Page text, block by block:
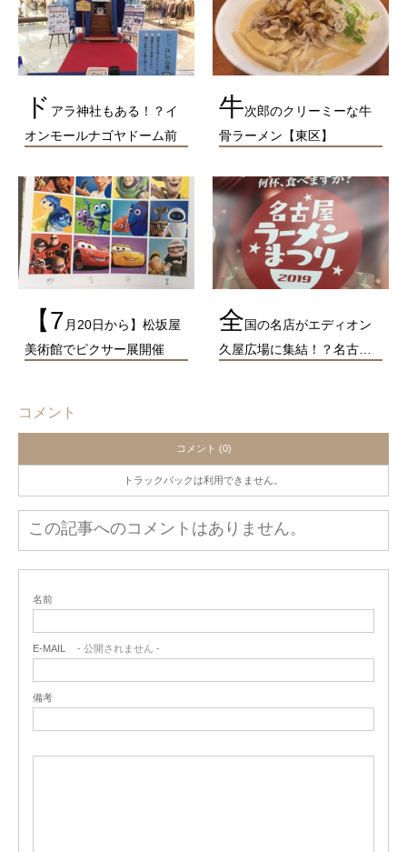
ド アラ神社もある！？イ
オンモールナゴヤドーム前
牛次郎のクリーミーな牛
骨ラーメン【東区】
【7月20日から】松坂屋
美術館でピクサー展開催
全国の名店がエディオン
久屋広場に集結！？名古…
コメント
コメント (0)
トラックバックは利用できません。
この記事へのコメントはありません。
名前
E-MAIL - 公開されません -
備考